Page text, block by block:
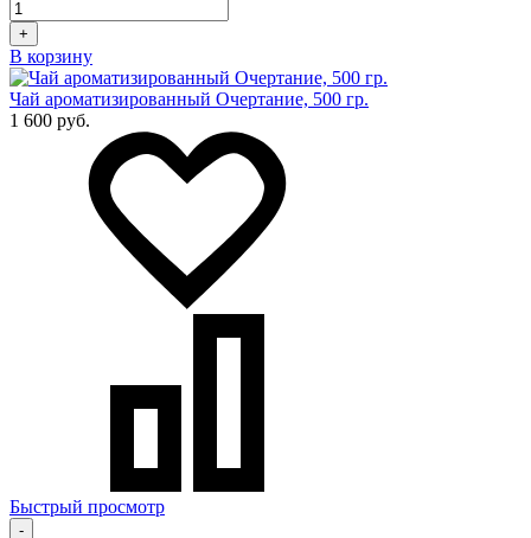
+
В корзину
Чай ароматизированный Очертание, 500 гр.
1 600 руб.
Быстрый просмотр
-